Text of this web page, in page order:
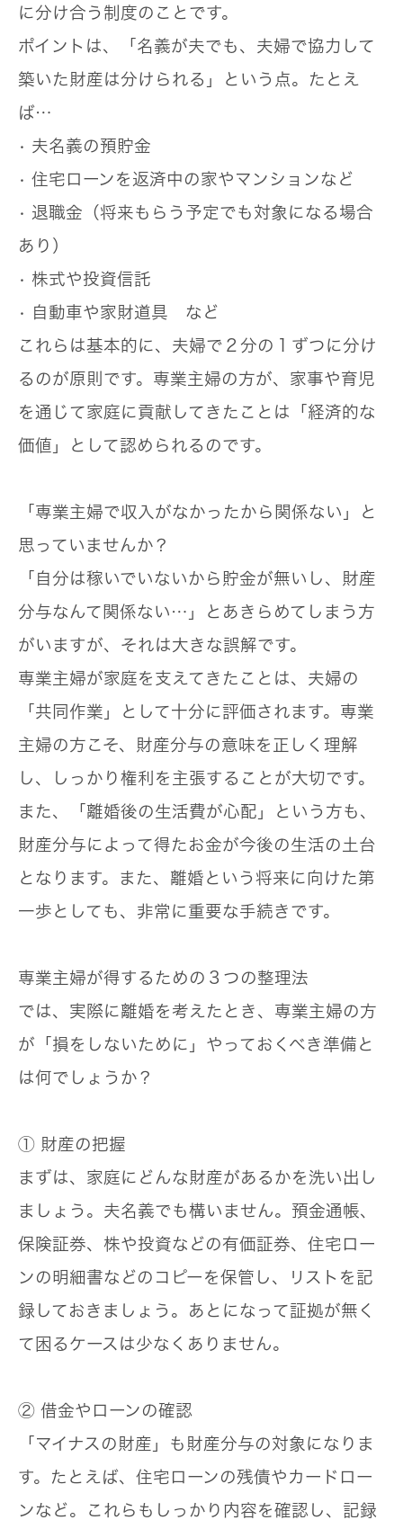
に分け合う制度のことです。
ポイントは、「名義が夫でも、夫婦で協力して
築いた財産は分けられる」という点。たとえ
ば…
• 夫名義の預貯金
• 住宅ローンを返済中の家やマンションなど
• 退職金（将来もらう予定でも対象になる場合
あり）
• 株式や投資信託
• 自動車や家財道具 など
これらは基本的に、夫婦で２分の１ずつに分け
るのが原則です。専業主婦の方が、家事や育児
を通じて家庭に貢献してきたことは「経済的な
価値」として認められるのです。
「専業主婦で収入がなかったから関係ない」と
思っていませんか？
「自分は稼いでいないから貯金が無いし、財産
分与なんて関係ない…」とあきらめてしまう方
がいますが、それは大きな誤解です。
専業主婦が家庭を支えてきたことは、夫婦の
「共同作業」として十分に評価されます。専業
主婦の方こそ、財産分与の意味を正しく理解
し、しっかり権利を主張することが大切です。
また、「離婚後の生活費が心配」という方も、
財産分与によって得たお金が今後の生活の土台
となります。また、離婚という将来に向けた第
一歩としても、非常に重要な手続きです。
専業主婦が得するための３つの整理法
では、実際に離婚を考えたとき、専業主婦の方
が「損をしないために」やっておくべき準備と
は何でしょうか？
① 財産の把握
まずは、家庭にどんな財産があるかを洗い出し
ましょう。夫名義でも構いません。預金通帳、
保険証券、株や投資などの有価証券、住宅ロー
ンの明細書などのコピーを保管し、リストを記
録しておきましょう。あとになって証拠が無く
て困るケースは少なくありません。
② 借金やローンの確認
「マイナスの財産」も財産分与の対象になりま
す。たとえば、住宅ローンの残債やカードロー
ンなど。これらもしっかり内容を確認し、記録